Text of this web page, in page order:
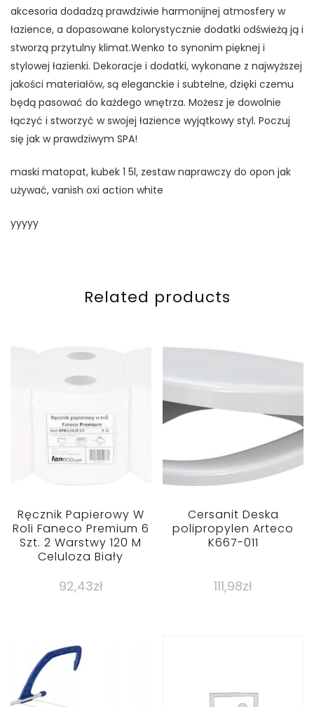
akcesoria dodadzą prawdziwie harmonijnej atmosfery w
łazience, a dopasowane kolorystycznie dodatki odświeżą ją i
stworzą przytulny klimat.Wenko to synonim pięknej i
stylowej łazienki. Dekoracje i dodatki, wykonane z najwyższej
jakości materiałów, są eleganckie i subtelne, dzięki czemu
będą pasować do każdego wnętrza. Możesz je dowolnie
łączyć i stworzyć w swojej łazience wyjątkowy styl. Poczuj
się jak w prawdziwym SPA!
maski matopat, kubek 1 5l, zestaw naprawczy do opon jak
używać, vanish oxi action white
yyyyy
Related products
Ręcznik Papierowy W
Roli Faneco Premium 6
Szt. 2 Warstwy 120 M
Celuloza Biały
92,43zł
Cersanit Deska
polipropylen Arteco
K667-011
111,98zł